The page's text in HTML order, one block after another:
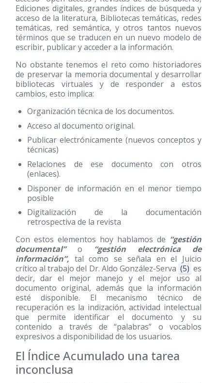
Ediciones digitales, grandes índices de búsqueda y
acceso de la literatura, Bibliotecas temáticas, redes
temáticas, red semántica, y otros tantos nuevos
términos que se traducen en un nuevo modelo de
escribir, publicar y acceder a la información.
No obstante tenemos el reto como historiadores
de preservar la memoria documental y desarrollar
bibliotecas virtuales y de responder a estos
cambios, esto implica:
Organización técnica de los documentos.
Acceso al documento original.
Publicar electrónicamente (nuevos conceptos y
técnicas)
Relaciones de ese documento con otros
(enlaces).
Disponer de información en el menor tiempo
posible
Digitalización de la documentación
retrospectiva de la revista
Con estos elementos hoy hablamos de “gestión
documental”o “gestión electrónica de
información”, tal como se señala en el Juicio
crítico al trabajo del Dr. Aldo González-Serva (5) es
decir, dar el mejor manejo y el mejor uso al
documento original, además que la información
esté disponible. El mecanismo técnico de
recuperación es la indización, actividad intelectual
que permite identificar el documento y su
contenido a través de “palabras” o vocablos
expresivos a disponibilidad de los usuarios.
El Índice Acumulado una tarea
inconclusa